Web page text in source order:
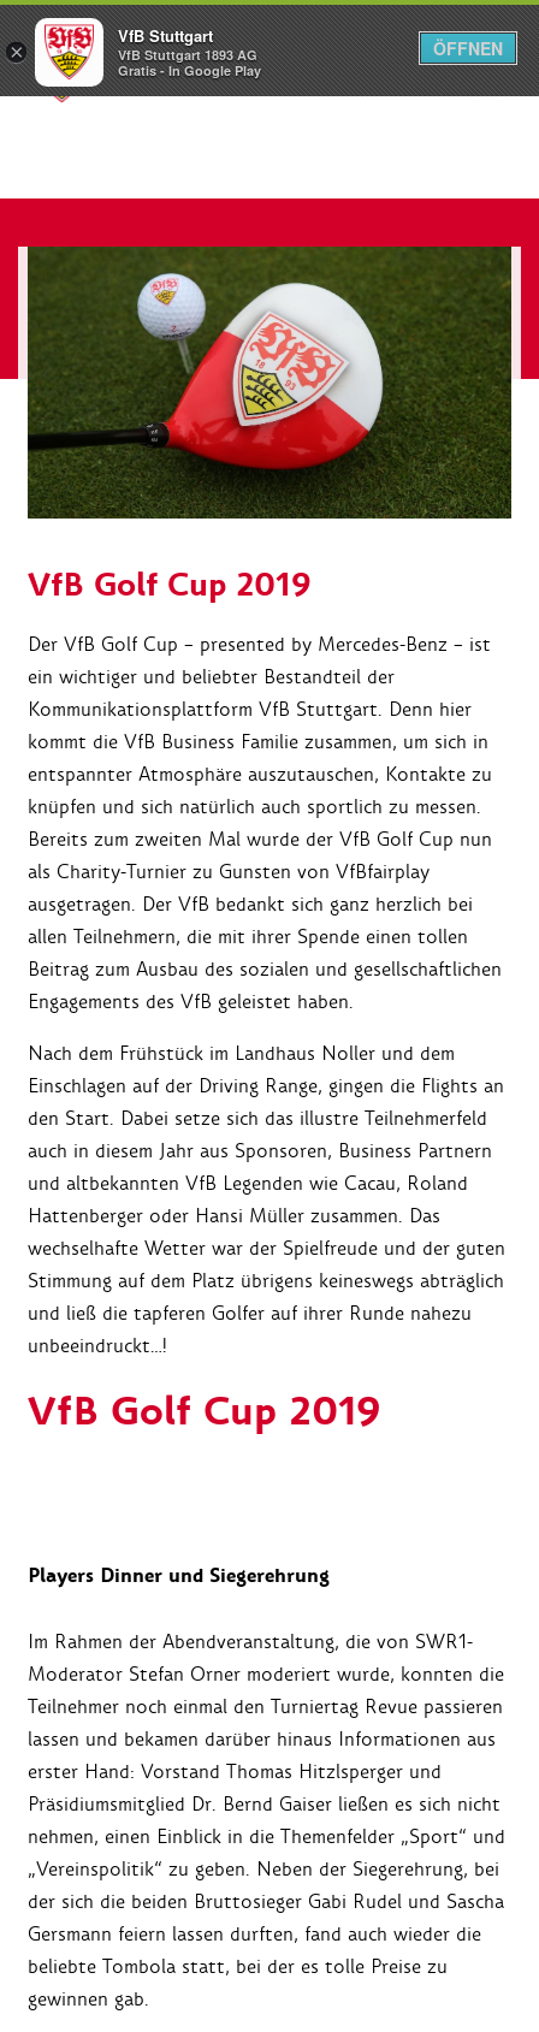
Menü
VfB Golf Cup 2019
Der VfB Golf Cup – presented by Mercedes-Benz – ist
ein wichtiger und beliebter Bestandteil der
Kommunikationsplattform VfB Stuttgart. Denn hier
kommt die VfB Business Familie zusammen, um sich in
entspannter Atmosphäre auszutauschen, Kontakte zu
knüpfen und sich natürlich auch sportlich zu messen.
Bereits zum zweiten Mal wurde der VfB Golf Cup nun
als Charity-Turnier zu Gunsten von VfBfairplay
ausgetragen. Der VfB bedankt sich ganz herzlich bei
allen Teilnehmern, die mit ihrer Spende einen tollen
Beitrag zum Ausbau des sozialen und gesellschaftlichen
Engagements des VfB geleistet haben.
Nach dem Frühstück im Landhaus Noller und dem
Einschlagen auf der Driving Range, gingen die Flights an
den Start. Dabei setze sich das illustre Teilnehmerfeld
auch in diesem Jahr aus Sponsoren, Business Partnern
und altbekannten VfB Legenden wie Cacau, Roland
Hattenberger oder Hansi Müller zusammen. Das
wechselhafte Wetter war der Spielfreude und der guten
Stimmung auf dem Platz übrigens keineswegs abträglich
und ließ die tapferen Golfer auf ihrer Runde nahezu
unbeeindruckt…!
VfB Golf Cup 2019
Players Dinner und Siegerehrung
Im Rahmen der Abendveranstaltung, die von SWR1-
Moderator Stefan Orner moderiert wurde, konnten die
Teilnehmer noch einmal den Turniertag Revue passieren
lassen und bekamen darüber hinaus Informationen aus
erster Hand: Vorstand Thomas Hitzlsperger und
Präsidiumsmitglied Dr. Bernd Gaiser ließen es sich nicht
nehmen, einen Einblick in die Themenfelder „Sport“ und
„Vereinspolitik“ zu geben. Neben der Siegerehrung, bei
der sich die beiden Bruttosieger Gabi Rudel und Sascha
Gersmann feiern lassen durften, fand auch wieder die
beliebte Tombola statt, bei der es tolle Preise zu
gewinnen gab.
×
VfB Stuttgart
VfB Stuttgart 1893 AG
Gratis - In Google Play
ÖFFNEN